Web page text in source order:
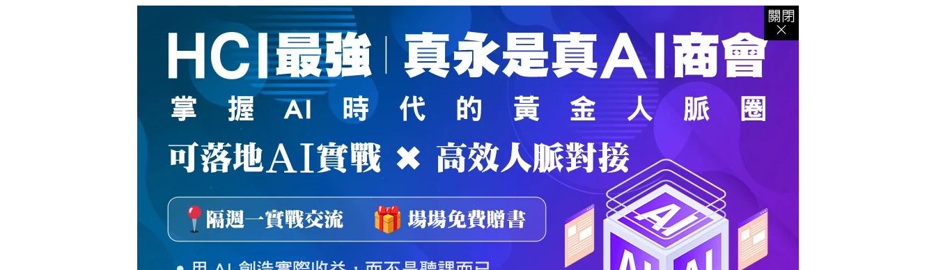
登入｜註冊｜會員中心 結帳
魔法弟子｜自資出版｜電子書 ｜客服中心｜ 智慧型立体會員